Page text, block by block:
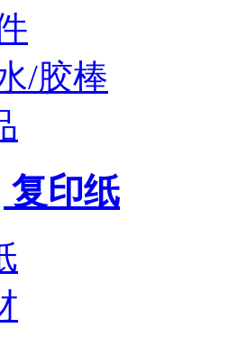
/胶棒
复印纸